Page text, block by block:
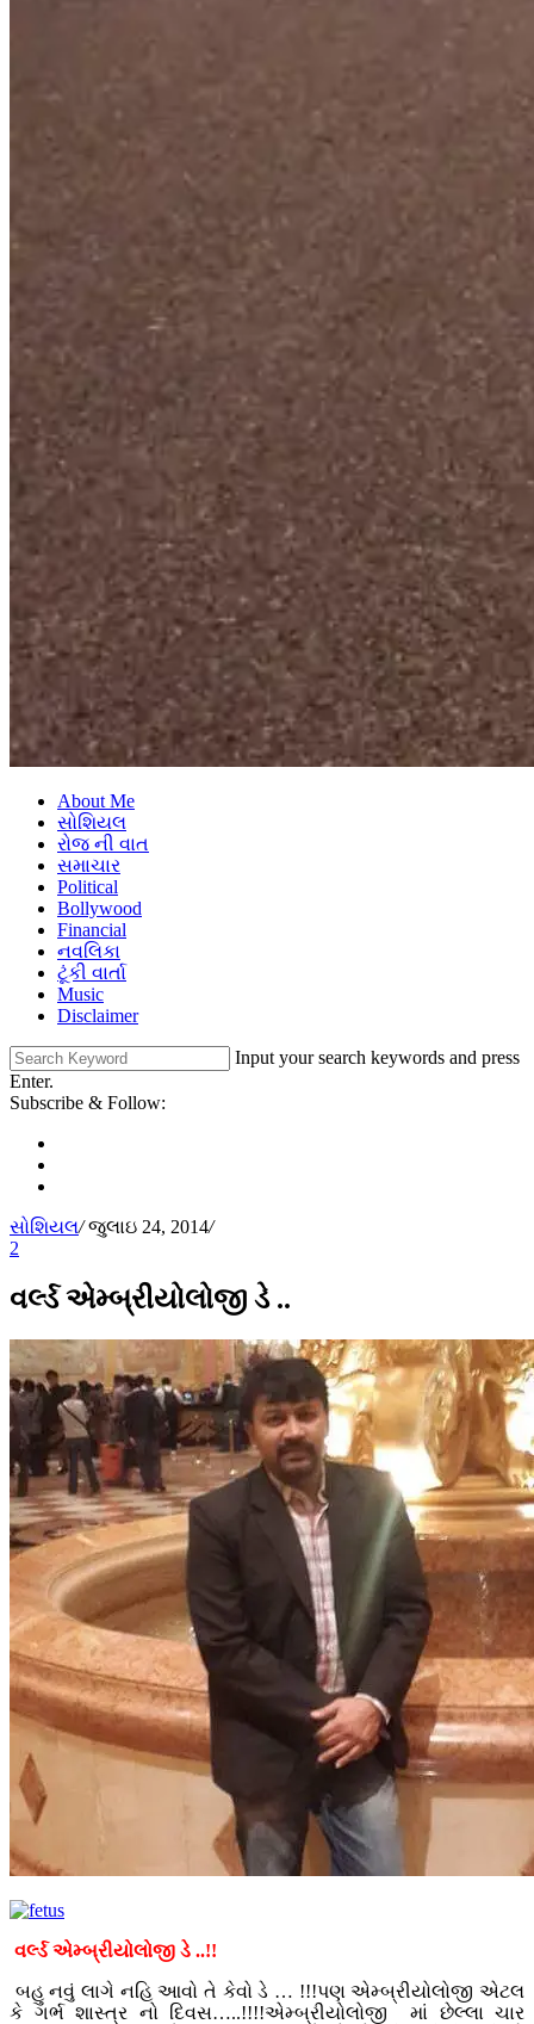
About Me
સોશિયલ
રોજ ની વાત
સમાચાર
Political
Bollywood
Financial
નવલિકા
ટૂંકી વાર્તા
Music
Disclaimer
Input your search keywords and press
Enter.
Subscribe & Follow:
સોશિયલ/જુલાઇ 24, 2014/
2
વર્લ્ડ એમ્બ્રીયોલોજી ડે ..
વર્લ્ડ એમ્બ્રીયોલોજી ડે ..!!
બહુ નવું લાગે નહિ આવો તે કેવો ડે … !!!પણ એમ્બ્રીયોલોજી એટલ
કે ગર્ભ શાસ્ત્ર નો દિવસ…..!!!!એમ્બ્રીયોલોજી માં છેલ્લા ચાર